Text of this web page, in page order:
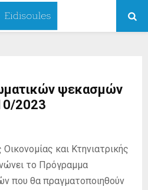
ψεκασμών
2023
και Κτηνιατρικής
το Πρόγραμμα
που θα πραγματοποιηθούν